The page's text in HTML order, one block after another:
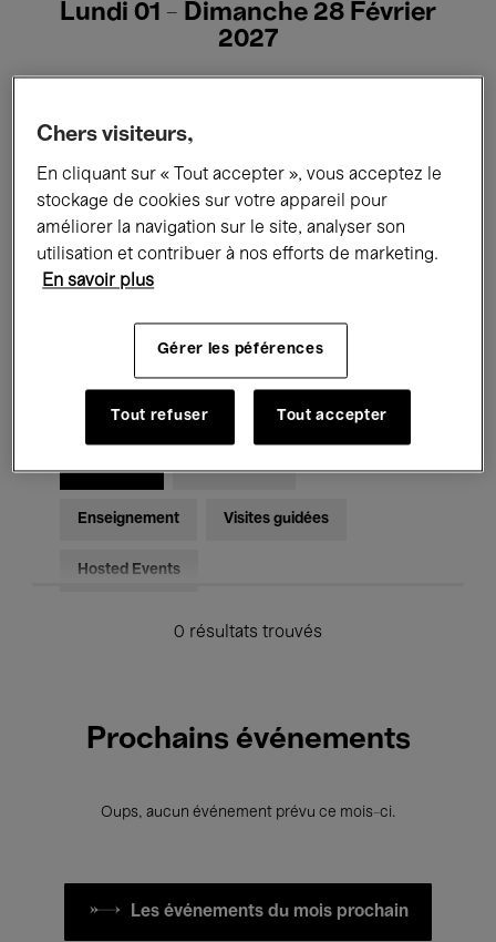
Lundi 01 - Dimanche 28 Février
2027
Tous les événements Concerts
Expositions Films Performances
Rencontres & Débats
Musique classique Global Music
Musique électronique
Pour tous Kids’ Palace
Enseignement Visites guidées
Hosted Events
0 résultats trouvés
Prochains événements
Oups, aucun événement prévu ce mois-ci.
Les événements du mois prochain
Chers visiteurs,
En cliquant sur « Tout accepter », vous acceptez le
stockage de cookies sur votre appareil pour
améliorer la navigation sur le site, analyser son
utilisation et contribuer à nos efforts de marketing.
En savoir plus
Gérer les péférences
Tout refuser Tout accepter